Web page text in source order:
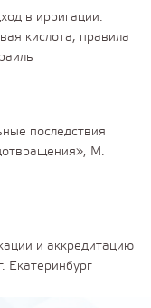
в ирригации:
кислота, правила
последствия
М.
и аккредитацию
Екатеринбург